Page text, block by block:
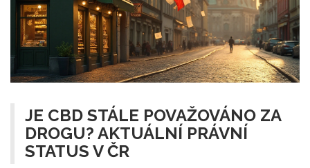
JE CBD STÁLE POVAŽOVÁNO ZA
DROGU? AKTUÁLNÍ PRÁVNÍ
STATUS V ČR